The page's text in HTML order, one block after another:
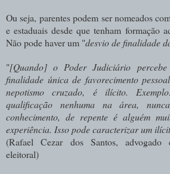
Ou seja, parentes podem ser nomeados
e estaduais desde que tenham formação
Não pode haver um "desvio de finalidade
"[Quando] o Poder Judiciário
finalidade única de favorecimento
nepotismo cruzado, é ilícito.
qualificação nenhuma na área,
conhecimento, de repente é alguém
experiência. Isso pode caracterizar um
(Rafael Cezar dos Santos, advogado
eleitoral)